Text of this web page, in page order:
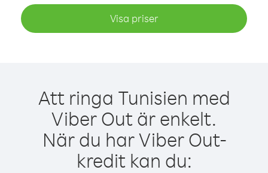
Visa priser
Att ringa Tunisien med
Viber Out är enkelt.
När du har Viber Out-
kredit kan du: